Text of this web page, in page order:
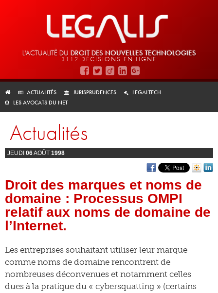
L'ACTUALITÉ DU DROIT DES NOUVELLES TECHNOLOGIES
3112 DÉCISIONS EN LIGNE
ACTUALITÉS JURISPRUDENCES
LEGALTECH
LES AVOCATS DU NET
Actualités
JEUDI 06AOÛT 1998
Droit des marques et noms de
domaine : Processus OMPI
relatif aux noms de domaine de
l’Internet.
Les entreprises souhaitant utiliser leur marque
comme noms de domaine rencontrent de
nombreuses déconvenues et notamment celles
dues à la pratique du « cybersquatting » (certains